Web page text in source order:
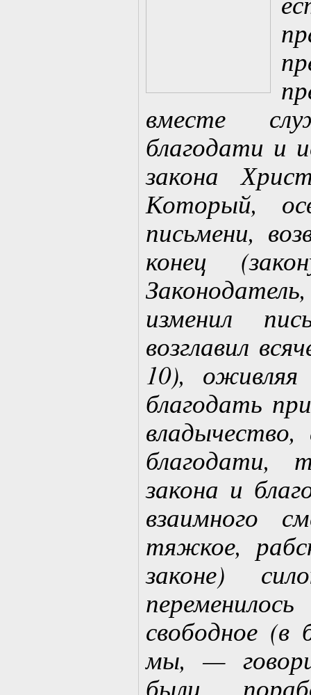
вместе
благодати и
закона
Который,
письмени,
конец
изменил
возглавил
10), оживляя
благодать
владычество,
благодати,
закона и
взаимного
тяжкое,
законе)
свободное (в
мы, —
были